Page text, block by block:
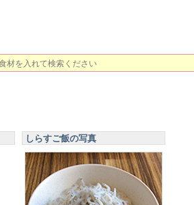
しらすご飯の写真